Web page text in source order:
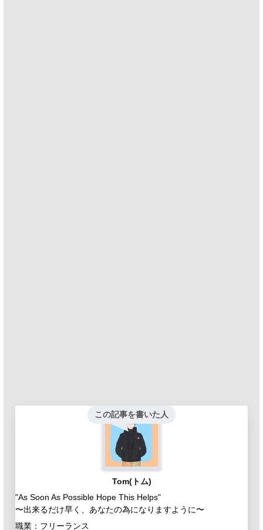
この記事を書いた人
Tom(トム)
"As Soon As Possible Hope This Helps"
〜出来るだけ早く、あなたの為になりますように〜
職業：フリーランス